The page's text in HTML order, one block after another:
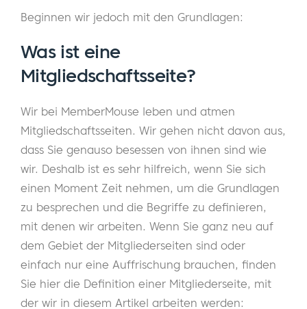
Beginnen wir jedoch mit den Grundlagen:
Was ist eine
Mitgliedschaftsseite?
Wir bei MemberMouse leben und atmen
Mitgliedschaftsseiten. Wir gehen nicht davon aus,
dass Sie genauso besessen von ihnen sind wie
wir. Deshalb ist es sehr hilfreich, wenn Sie sich
einen Moment Zeit nehmen, um die Grundlagen
zu besprechen und die Begriffe zu definieren,
mit denen wir arbeiten. Wenn Sie ganz neu auf
dem Gebiet der Mitgliederseiten sind oder
einfach nur eine Auffrischung brauchen, finden
Sie hier die Definition einer Mitgliederseite, mit
der wir in diesem Artikel arbeiten werden: